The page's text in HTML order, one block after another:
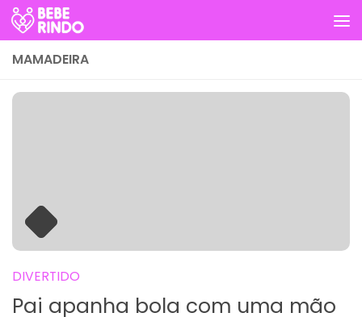
Skip to content
MAMADEIRA
DIVERTIDO
Pai apanha bola com uma mão